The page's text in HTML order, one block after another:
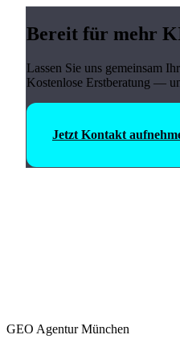
Bereit für mehr
Lassen Sie uns gemeinsam
Kostenlose Erstberatung —
Jetzt Kontakt
GEO Agentur München